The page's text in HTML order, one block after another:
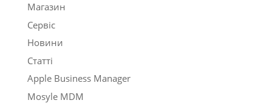
Магазин
Сервіс
Новини
Статті
Apple Business Manager
Mosyle MDM